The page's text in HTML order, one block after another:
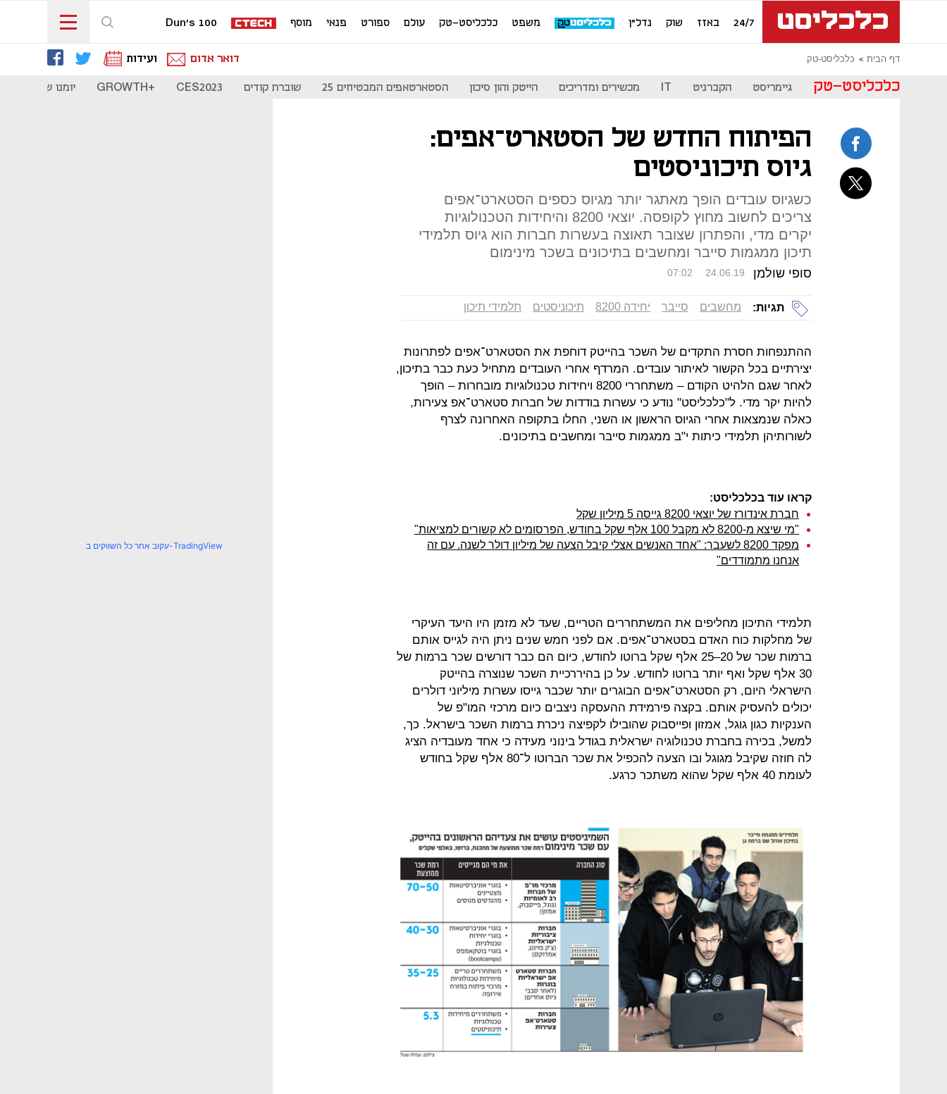
24/7 באזז שוק נדל"ן משפט כלכליסט-טק עולם ספורט פנאי מוסף Dun's 100
דף הבית כלכליסט-טק דואר אדום ועידות
כלכליסט-טק גיימריסט הקברניט IT מכשירים ומדריכים הייטק והון סיכון הסטארטאפים המבטיחים 25 שוברת קודים CES2023
+GROWTH יומנו של
הפיתוח החדש של הסטארט־אפים:
גיוס תיכוניסטים
כשגיוס עובדים הופך מאתגר יותר מגיוס כספים הסטארט־אפים
צריכים לחשוב מחוץ לקופסה. יוצאי 8200 והיחידות הטכנולוגיות
יקרים מדי, והפתרון שצובר תאוצה בעשרות חברות הוא גיוס תלמידי
תיכון ממגמות סייבר ומחשבים בתיכונים בשכר מינימום
סופי שולמן 07:02 24.06.19
תגיות: מחשבים סייבר יחידה 8200 תיכוניסטים תלמידי תיכון
ההתנפחות חסרת התקדים של השכר בהייטק דוחפת את הסטארט־אפים לפתרונות
יצירתיים בכל הקשור לאיתור עובדים. המרדף אחרי העובדים מתחיל כעת כבר בתיכון,
לאחר שגם הלהיט הקודם – משתחררי 8200 ויחידות טכנולוגיות מובחרות – הופך
להיות יקר מדי. ל"כלכליסט" נודע כי עשרות בודדות של חברות סטארט־אפ צעירות,
כאלה שנמצאות אחרי הגיוס הראשון או השני, החלו בתקופה האחרונה לצרף
לשורותיהן תלמידי כיתות י"ב ממגמות סייבר ומחשבים בתיכונים.
קראו עוד בכלכליסט:
חברת אינדורז של יוצאי 8200 גייסה 5 מיליון שקל
"מי שיצא מ-8200 לא מקבל 100 אלף שקל בחודש, הפרסומים לא קשורים למציאות"
מפקד 8200 לשעבר: "אחד האנשים אצלי קיבל הצעה של מיליון דולר לשנה. עם זה
אנחנו מתמודדים"
תלמידי התיכון מחליפים את המשתחררים הטריים, שעד לא מזמן היו היעד העיקרי
של מחלקות כוח האדם בסטארט־אפים. אם לפני חמש שנים ניתן היה לגייס אותם
ברמות שכר של 20–25 אלף שקל ברוטו לחודש, כיום הם כבר דורשים שכר ברמות של
30 אלף שקל ואף יותר ברוטו לחודש. על כן בהיררכיית השכר שנוצרה בהייטק
הישראלי היום, רק הסטארט־אפים הבוגרים יותר שכבר גייסו עשרות מיליוני דולרים
יכולים להעסיק אותם. בקצה פירמידת ההעסקה ניצבים כיום מרכזי המו"פ של
הענקיות כגון גוגל, אמזון ופייסבוק שהובילו לקפיצה ניכרת ברמות השכר בישראל. כך,
למשל, בכירה בחברת טכנולוגיה ישראלית בגודל בינוני מעידה כי אחד מעובדיה הציג
לה חוזה שקיבל מגוגל ובו הצעה להכפיל את שכר הברוטו ל־80 אלף שקל בחודש
לעומת 40 אלף שקל שהוא משתכר כרגע.
עקוב אחר כל השווקים ב-TradingView